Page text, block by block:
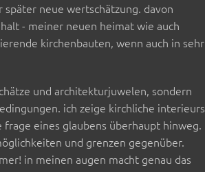
neue wertschätzung. davon
- meiner neuen heimat wie auch
kirchenbauten, wenn auch in sehr
und architekturjuwelen, sondern
ich zeige kirchliche interieurs
eines glaubens überhaupt hinweg.
und grenzen gegenüber.
in meinen augen macht genau das